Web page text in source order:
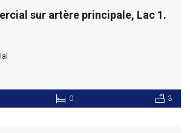
sur artère principale, Lac 1.
0 3